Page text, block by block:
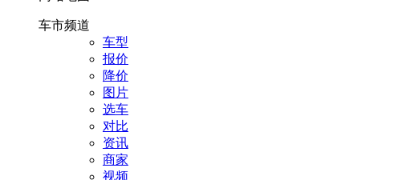
车市频道
车型
报价
降价
图片
选车
对比
资讯
商家
视频